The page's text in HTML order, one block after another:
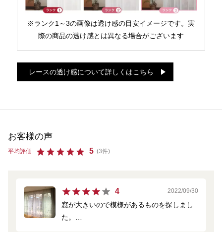
※ランク1～3の画像は透け感の目安イメージです。実
際の商品の透け感とは異なる場合がございます
レースの透け感について詳しくはこちら
お客様の声
平均評価 5 (3件)
4 2022/09/30
窓が大きいので模様があるものを探しまし
た。